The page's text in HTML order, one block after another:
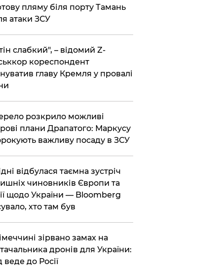
пляму біля порту Тамань
атаки ЗСУ
слабкий", – відомий Z-
кореспондент
главу Кремля у провалі
розкрило можливі
плани Драпатого: Маркусу
важливу посаду в ЗСУ
відбулася таємна зустріч
чиновників Європи та
щодо України — Bloomberg
хто там був
зірвано замах на
дронів для України:
веде до Росії